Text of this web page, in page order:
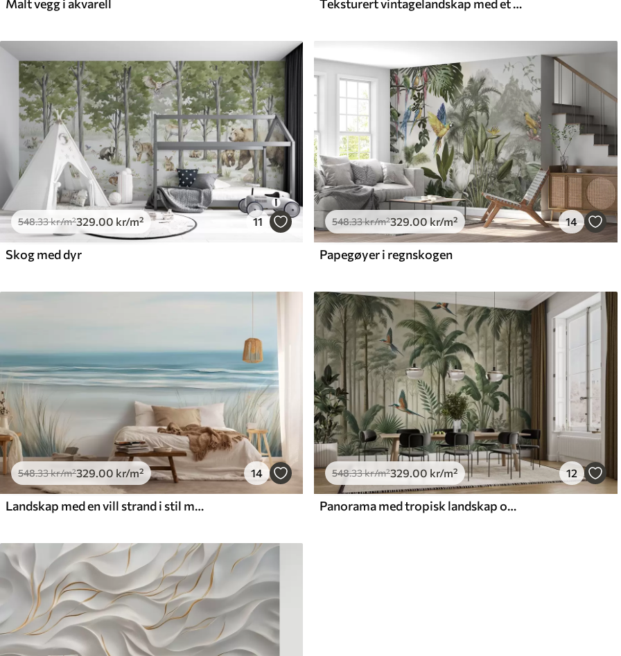
Malt vegg i akvarell Teksturert vintagelandskap med et tre nær en elv og en overskyet himmel, naturkunst i sepiatoner
548.33kr/m²329.00 kr/m² 11
Skog med dyr
548.33kr/m²329.00 kr/m² 14
Papegøyer i regnskogen
548.33kr/m²329 .00 kr/m² 14
Landskap med en vill strand i stil med oljemaleri
548.33kr/m²329 .00 kr/m² 12
Panorama med tropisk landskap og fugler